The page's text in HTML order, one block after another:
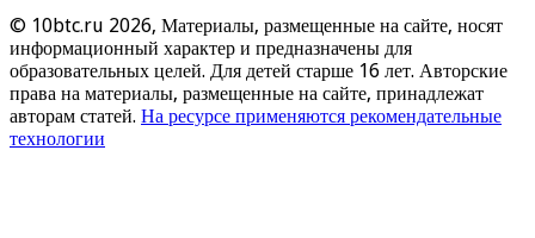
© 10btc.ru 2026, Материалы, размещенные на сайте, носят
информационный характер и предназначены для
образовательных целей. Для детей старше 16 лет. Авторские
права на материалы, размещенные на сайте, принадлежат
авторам статей. На ресурсе применяются рекомендательные
технологии